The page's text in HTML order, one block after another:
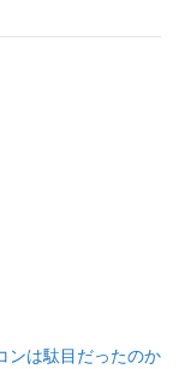
ンは駄目だったのか